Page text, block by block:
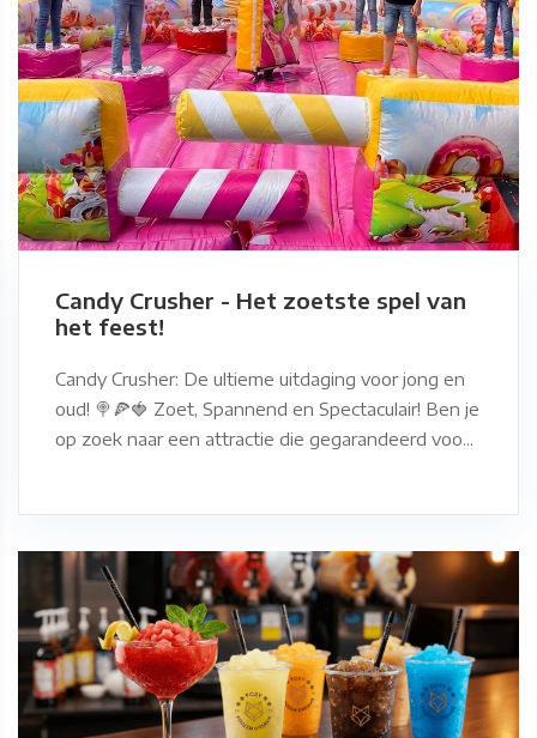
Candy Crusher - Het zoetste spel van
het feest!
Candy Crusher: De ultieme uitdaging voor jong en
oud! 🍭🍕🍓 Zoet, Spannend en Spectaculair! Ben je
op zoek naar een attractie die gegarandeerd voo...